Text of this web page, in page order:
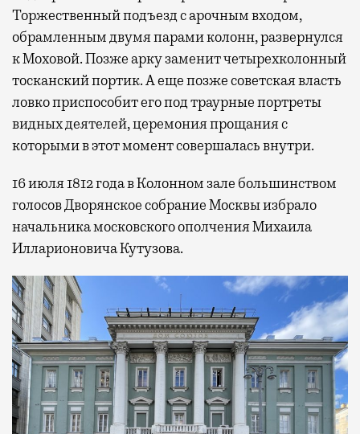
Торжественный подъезд с арочным входом,
обрамленным двумя парами колонн, развернулся
к Моховой. Позже арку заменит четырехколонный
тосканский портик. А еще позже советская власть
ловко приспособит его под траурные портреты
видных деятелей, церемония прощания с
которыми в этот момент совершалась внутри.
16 июля 1812 года в Колонном зале большинством
голосов Дворянское собрание Москвы избрало
начальника московского ополчения Михаила
Илларионовича Кутузова.